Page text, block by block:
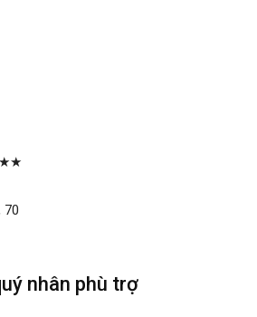
70
nhân phù trợ